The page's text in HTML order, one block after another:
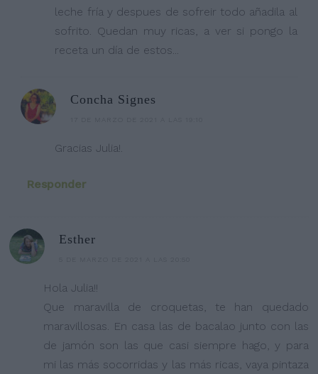
leche fría y despues de sofreir todo añadila al
sofrito. Quedan muy ricas, a ver si pongo la
receta un día de estos...
Concha Signes
Gracias Julia!.
Responder
Esther
Hola Julia!!
Que maravilla de croquetas, te han quedado
maravillosas. En casa las de bacalao junto con las
de jamón son las que casi siempre hago, y para
mi las más socorridas y las más ricas, vaya pintaza